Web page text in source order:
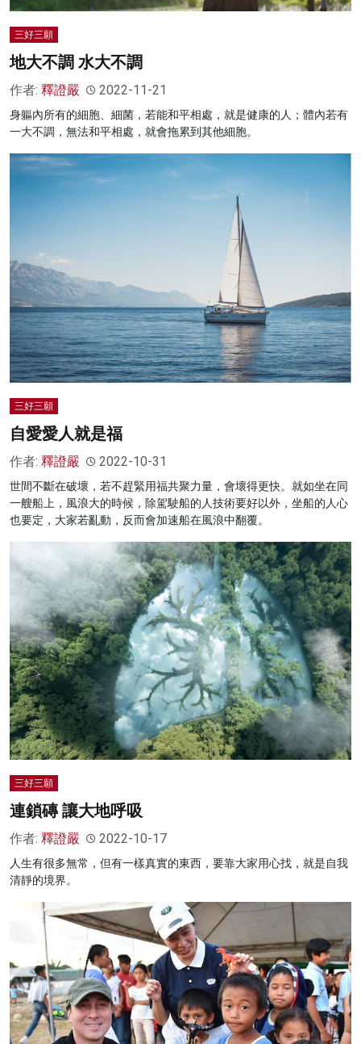
三好三願
地大不調 水大不調
作者: 釋證嚴 2022-11-21
身軀內所有的細胞、細菌，若能和平相處，就是健康的人；體內若有
一大不調，無法和平相處，就會拖累到其他細胞。
三好三願
自愛愛人就是福
作者: 釋證嚴 2022-10-31
世間不斷在破壞，若不趕緊用福共聚力量，會壞得更快。就如坐在同
一艘船上，風浪大的時候，除駕駛船的人技術要好以外，坐船的人心
也要定，大家若亂動，反而會加速船在風浪中翻覆。
三好三願
連鎖磚 讓大地呼吸
作者: 釋證嚴 2022-10-17
人生有很多無常，但有一樣真實的東西，要靠大家用心找，就是自我
清靜的境界。